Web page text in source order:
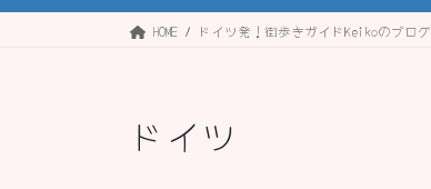
HOME ドイツ発！街歩きガイドKeikoのブログ
ドイツ